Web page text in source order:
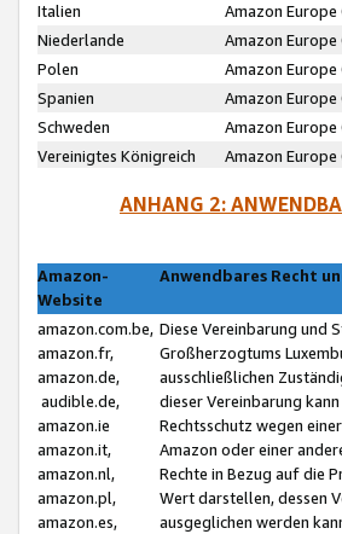
Italien
Amazon Europe
Niederlande
Amazon Europe
Polen
Amazon Europe
Spanien
Amazon Europe
Schweden
Amazon Europe
Vereinigtes Königreich
Amazon Europe
ANHANG 2:
Amazon-
Website
Anwendbares Recht
amazon.com.be,
amazon.fr,
amazon.de,
audible.de,
amazon.ie
amazon.it,
amazon.nl,
amazon.pl,
amazon.es,
Diese Vereinbarung und
Großherzogtums
ausschließlichen
dieser Vereinbarung
Rechtsschutz wegen
Amazon oder einer
Rechte in Bezug auf die
Wert darstellen, dessen
ausgeglichen werden